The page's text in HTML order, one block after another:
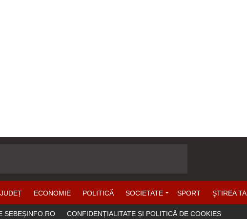
ECONOMIE POLITICĂ SOCIETATE SPORT ŞTIREA TA
SEBEȘINFO.RO CONFIDENȚIALITATE ȘI POLITICĂ DE COOKIES